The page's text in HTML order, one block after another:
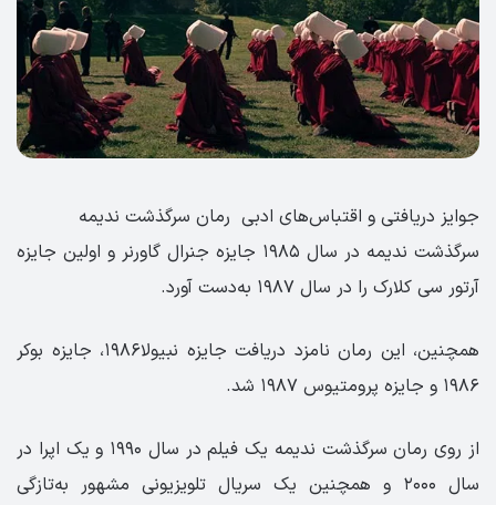
جوایز دریافتی و اقتباس‌های ادبی رمان سرگذشت ندیمه
سرگذشت ندیمه در سال ۱۹۸۵ جایزه جنرال گاورنر و اولین جایزه
آرتور سی کلارک را در سال ۱۹۸۷ به‌دست آورد.
همچنین، این رمان نامزد دریافت جایزه نبیولا۱۹۸۶، جایزه بوکر
۱۹۸۶ و جایزه پرومتیوس ۱۹۸۷ شد.
از روی رمان سرگذشت ندیمه یک فیلم در سال ۱۹۹۰ و یک اپرا در
سال ۲۰۰۰ و همچنین یک سریال تلویزیونی مشهور به‌تازگی